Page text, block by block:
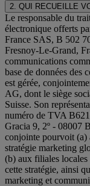
2. QUI RECUEILLE
Le responsable du
électronique offerts
France SAS, B 502
Fresnoy-Le-Grand,
communications
base de données des
est gérée,
AG, dont le siège
Suisse. Son
numéro de TVA
Gracia 9, 2º - 08007
conjointe pourvoit (a)
stratégie marketing
(b) aux filiales locales
cette stratégie, ainsi
marketing et